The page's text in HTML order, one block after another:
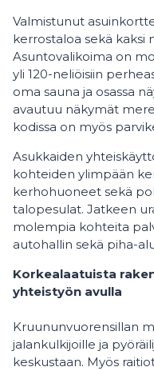
Valmistunut
kerrostaloa sekä kaksi
Asuntovalikoima on
yli 120-neliöisiin
oma sauna ja osassa
avautuu näkymät
kodissa on myös
Asukkaiden
kohteiden ylimpään
kerhohuoneet sekä
talopesulat. Jatkeen
molempia kohteita
autohallin sekä piha-
Korkealaatuista
yhteistyön avulla
Kruununvuorensillan
jalankulkijoille ja
keskustaan. Myös